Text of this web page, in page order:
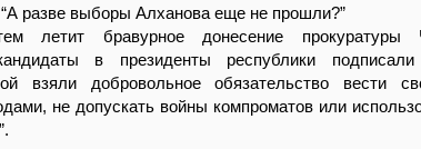
разве выборы Алханова еще не прошли?”
летит бравурное донесение прокуратуры
в президенты республики
взяли добровольное обязательство вести
не допускать войны компроматов или